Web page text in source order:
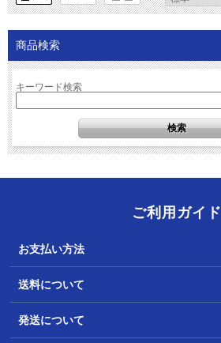
商品検索
キーワード検索
ご利用ガイド
お支払い方法
送料について
発送について